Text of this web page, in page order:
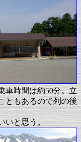
車時間は約50分。立
ともあるので列の後
いと思う。